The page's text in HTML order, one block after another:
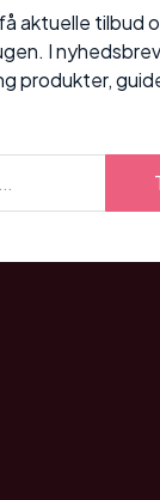
aktuelle tilbud
I
produkter,